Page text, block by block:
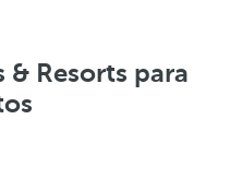
Resorts para